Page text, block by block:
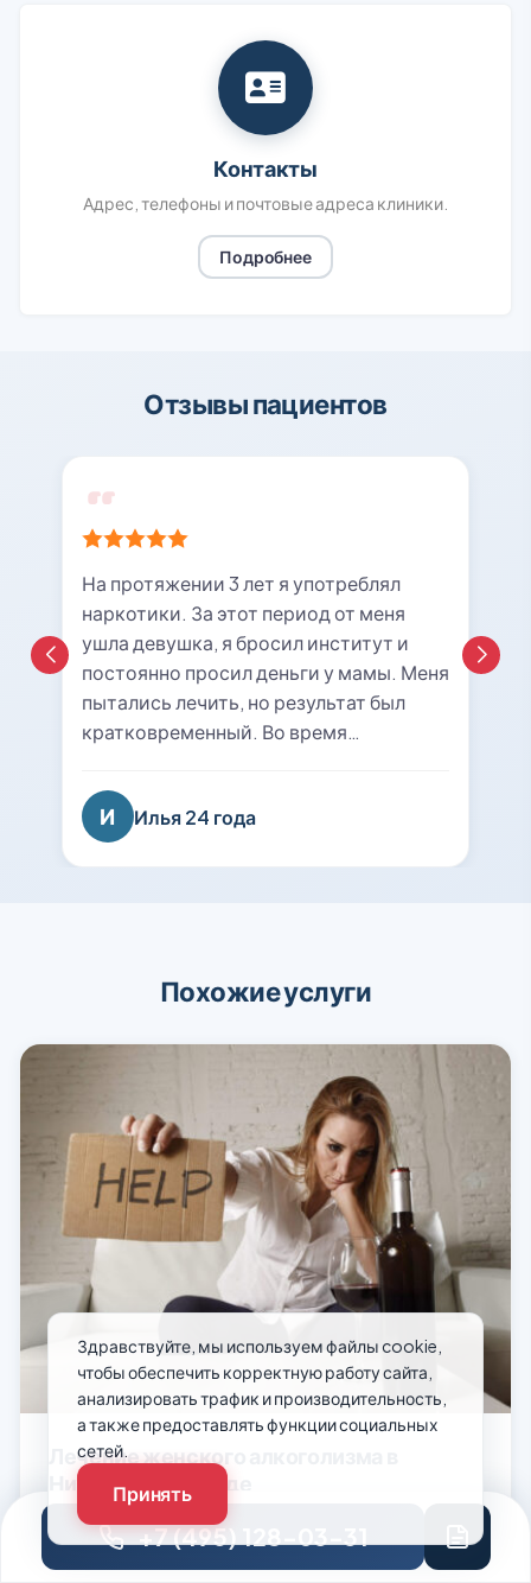
Контакты
Адрес, телефоны и почтовые адреса клиники.
Подробнее
Отзывы пациентов
На протяжении 3 лет я употреблял
наркотики. За этот период от меня
ушла девушка, я бросил институт и
постоянно просил деньги у мамы. Меня
пытались лечить, но результат был
кратковременный. Во время
центра «21rehab». Беседа с наркологом
подтолкнула меня к мысли о
прохождении курса лечения и
и собираюсь восстанавливаться в
И Илья 24 года
Похожие услуги
Лечение женского алкоголизма в
Нижнем Новгороде
Алкогольная зависимость – заболевание, которое в
равной степени поражает как мужчин, так и женщин.
Сложно приписать эту болезнь тому или иному полу –
+7 (495) 128-03-31
Здравствуйте, мы используем файлы cookie,
чтобы обеспечить корректную работу сайта,
анализировать трафик и производительность,
а также предоставлять функции социальных
сетей.
Принять